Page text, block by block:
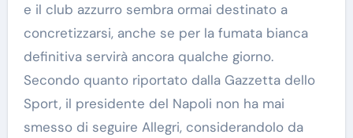
e il club azzurro sembra ormai destinato a
concretizzarsi, anche se per la fumata bianca
definitiva servirà ancora qualche giorno.
Secondo quanto riportato dalla Gazzetta dello
Sport, il presidente del Napoli non ha mai
smesso di seguire Allegri, considerandolo da